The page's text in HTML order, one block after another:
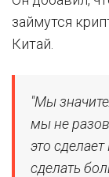
займутся
Китай.
"Мы
мы не
это
сделать